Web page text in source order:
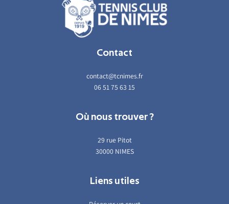
Contact
contact@tcnimes.fr
06 51 75 63 15
Où nous trouver ?
29 rue Pitot
30000 NIMES
Liens utiles